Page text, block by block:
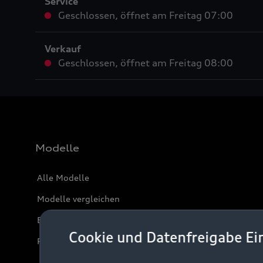
Cookie und Datenfreigabe
Geschlossen, öffnet am Freitag 07:00
Verkauf
Geschlossen, öffnet am Freitag 08:00
Modelle
Alle Modelle
Modelle vergleichen
Elektromodelle
Plug-in-Hybride